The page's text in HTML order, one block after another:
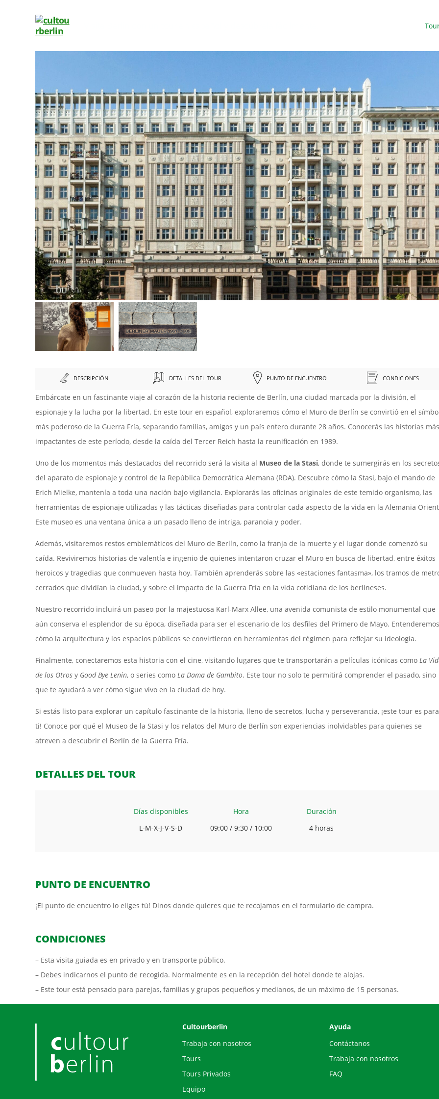
DESCRIPCIÓN DETALLES DEL TOUR PUNTO DE ENCUENTRO CONDICIONES
Embárcate en un fascinante viaje al corazón de la historia reciente de Berlín, una ciudad marcada por la división, el
espionaje y la lucha por la libertad. En este tour en español, exploraremos cómo el Muro de Berlín se convirtió en el
más poderoso de la Guerra Fría, separando familias, amigos y un país entero durante 28 años. Conocerás las historias más
impactantes de este período, desde la caída del Tercer Reich hasta la reunificación en 1989.
Uno de los momentos más destacados del recorrido será la visita al Museo de la Stasi, donde te sumergirás en los
del aparato de espionaje y control de la República Democrática Alemana (RDA). Descubre cómo la Stasi, bajo el mando de
Erich Mielke, mantenía a toda una nación bajo vigilancia. Explorarás las oficinas originales de este temido organismo, las
herramientas de espionaje utilizadas y las tácticas diseñadas para controlar cada aspecto de la vida en la Alemania
Este museo es una ventana única a un pasado lleno de intriga, paranoia y poder.
Además, visitaremos restos emblemáticos del Muro de Berlín, como la franja de la muerte y el lugar donde comenzó su
caída. Reviviremos historias de valentía e ingenio de quienes intentaron cruzar el Muro en busca de libertad, entre éxitos
heroicos y tragedias que conmueven hasta hoy. También aprenderás sobre las «estaciones fantasma», los tramos de
cerrados que dividían la ciudad, y sobre el impacto de la Guerra Fría en la vida cotidiana de los berlineses.
Nuestro recorrido incluirá un paseo por la majestuosa Karl-Marx Allee, una avenida comunista de estilo monumental que
aún conserva el esplendor de su época, diseñada para ser el escenario de los desfiles del Primero de Mayo. Entenderemos
cómo la arquitectura y los espacios públicos se convirtieron en herramientas del régimen para reflejar su ideología.
Finalmente, conectaremos esta historia con el cine, visitando lugares que te transportarán a películas icónicas como La
de los Otros y Good Bye Lenin, o series como La Dama de Gambito. Este tour no solo te permitirá comprender el pasado, sino
que te ayudará a ver cómo sigue vivo en la ciudad de hoy.
Si estás listo para explorar un capítulo fascinante de la historia, lleno de secretos, lucha y perseverancia, ¡este tour es para
ti! Conoce por qué el Museo de la Stasi y los relatos del Muro de Berlín son experiencias inolvidables para quienes se
atreven a descubrir el Berlín de la Guerra Fría.
DETALLES DEL TOUR
Días disponibles
L-M-X-J-V-S-D
Hora
09:00 / 9:30 / 10:00
Duración
4 horas
PUNTO DE ENCUENTRO
¡El punto de encuentro lo eliges tú! Dinos donde quieres que te recojamos en el formulario de compra.
CONDICIONES
– Esta visita guiada es en privado y en transporte público.
– Debes indicarnos el punto de recogida. Normalmente es en la recepción del hotel donde te alojas.
– Este tour está pensado para parejas, familias y grupos pequeños y medianos, de un máximo de 15 personas.
Cultourberlin
Trabaja con nosotros
Tours
Tours Privados
Equipo
Ayuda
Contáctanos
Trabaja con nosotros
FAQ